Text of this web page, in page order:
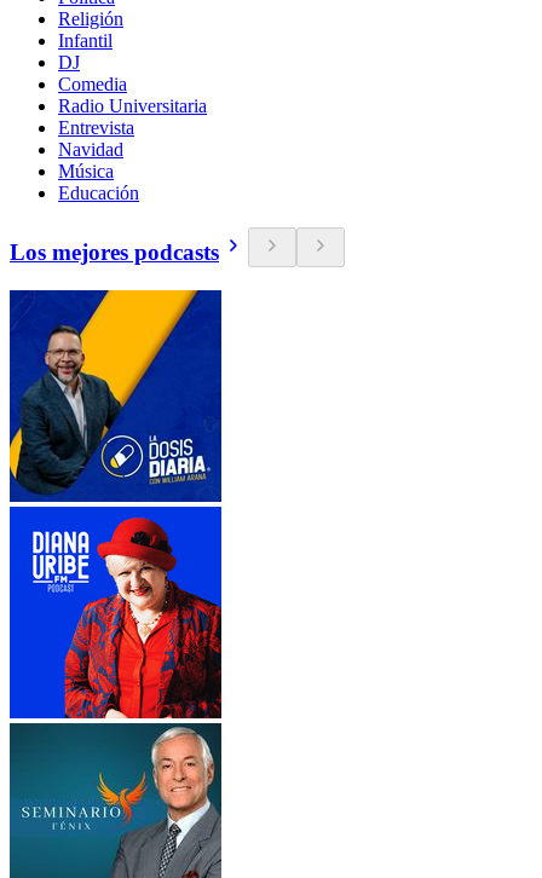
Religión
Infantil
DJ
Comedia
Radio Universitaria
Entrevista
Navidad
Música
Educación
Los mejores podcasts